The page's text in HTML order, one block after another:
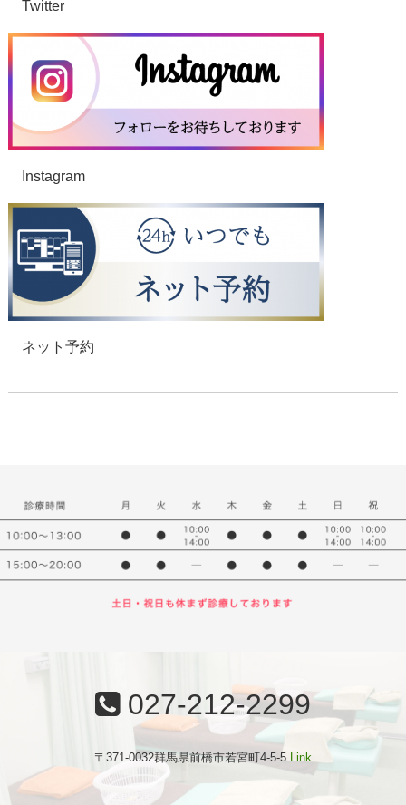
Twitter
Instagram
ネット予約
027-212-2299
〒371-0032群馬県前橋市若宮町4-5-5 Link